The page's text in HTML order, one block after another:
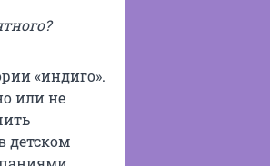
«индиго».
или не
детском